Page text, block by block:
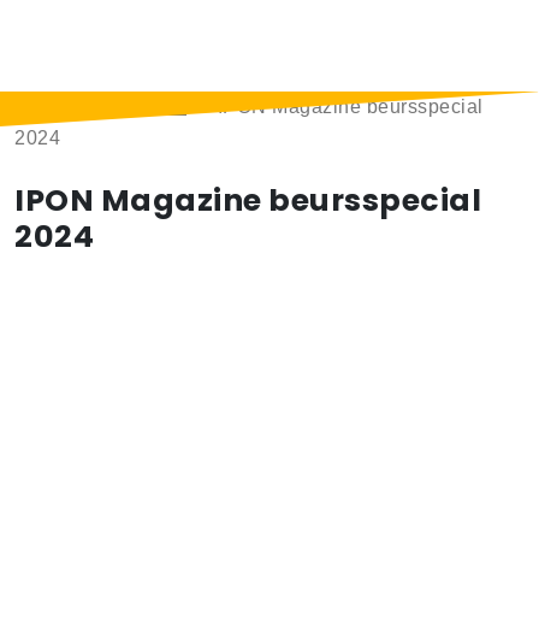
IPON Magazine beursspecial
2024
IPON Magazine beursspecial
2024